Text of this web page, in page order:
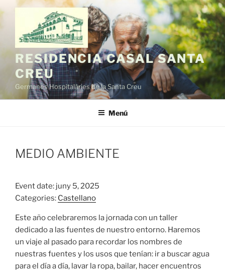
contingut
RESIDENCIA CASAL SANTA
CREU
Germanes Hospitalàries de la Santa Creu
Menú
MEDIO AMBIENTE
Event date: juny 5, 2025
Categories: Castellano
Este año celebraremos la jornada con un taller
dedicado a las fuentes de nuestro entorno. Haremos
un viaje al pasado para recordar los nombres de
nuestras fuentes y los usos que tenían: ir a buscar agua
para el día a día, lavar la ropa, bailar, hacer encuentros